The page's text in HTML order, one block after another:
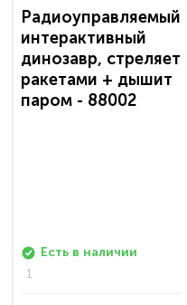
Радиоуправляемый
интерактивный
динозавр, стреляет
ракетами + дышит
паром - 88002
Есть в наличии
1